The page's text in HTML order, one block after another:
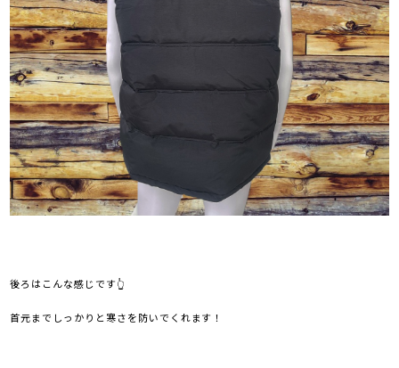
後ろはこんな感じです👆
首元までしっかりと寒さを防いでくれます！